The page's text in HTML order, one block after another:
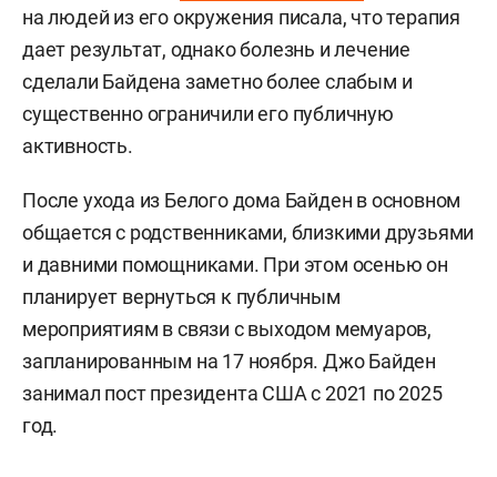
на людей из его окружения писала, что терапия
дает результат, однако болезнь и лечение
сделали Байдена заметно более слабым и
существенно ограничили его публичную
активность.
После ухода из Белого дома Байден в основном
общается с родственниками, близкими друзьями
и давними помощниками. При этом осенью он
планирует вернуться к публичным
мероприятиям в связи с выходом мемуаров,
запланированным на 17 ноября. Джо Байден
занимал пост президента США с 2021 по 2025
год.